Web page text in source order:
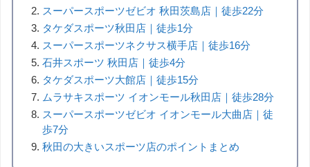
スーパースポーツゼビオ 秋田茨島店｜徒歩22分
タケダスポーツ秋田店｜徒歩1分
スーパースポーツネクサス横手店｜徒歩16分
石井スポーツ 秋田店｜徒歩4分
タケダスポーツ大館店｜徒歩15分
ムラサキスポーツ イオンモール秋田店｜徒歩28分
スーパースポーツゼビオ イオンモール大曲店｜徒
歩7分
秋田の大きいスポーツ店のポイントまとめ